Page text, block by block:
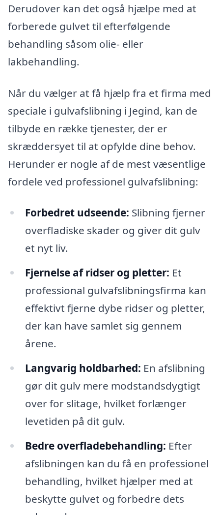
Derudover kan det også hjælpe med at
forberede gulvet til efterfølgende
behandling såsom olie- eller
lakbehandling.
Når du vælger at få hjælp fra et firma med
speciale i gulvafslibning i Jegind, kan de
tilbyde en række tjenester, der er
skræddersyet til at opfylde dine behov.
Herunder er nogle af de mest væsentlige
fordele ved professionel gulvafslibning:
Forbedret udseende: Slibning fjerner
overfladiske skader og giver dit gulv
et nyt liv.
Fjernelse af ridser og pletter: Et
professional gulvafslibningsfirma kan
effektivt fjerne dybe ridser og pletter,
der kan have samlet sig gennem
årene.
Langvarig holdbarhed: En afslibning
gør dit gulv mere modstandsdygtigt
over for slitage, hvilket forlænger
levetiden på dit gulv.
Bedre overfladebehandling: Efter
afslibningen kan du få en professionel
behandling, hvilket hjælper med at
beskytte gulvet og forbedre dets